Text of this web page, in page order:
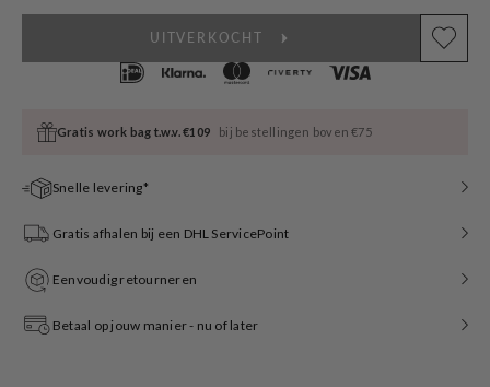
UITVERKOCHT
Gratis work bag t.w.v. €109 bij bestellingen boven €75
Snelle levering*
Gratis afhalen bij een DHL ServicePoint
Eenvoudig retourneren
Betaal op jouw manier - nu of later